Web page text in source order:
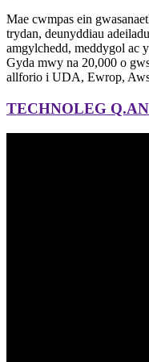
Mae cwmpas ein
trydan, deunyddiau
amgylchedd, meddygol ac
Gyda mwy na 20,000 o
allforio i UDA, Ewrop,
TECHNOLEG